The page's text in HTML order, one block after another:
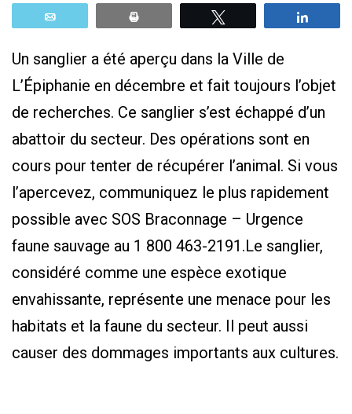
Un sanglier a été aperçu dans la Ville de
L’Épiphanie en décembre et fait toujours l’objet
de recherches. Ce sanglier s’est échappé d’un
abattoir du secteur. Des opérations sont en
cours pour tenter de récupérer l’animal. Si vous
l’apercevez, communiquez le plus rapidement
possible avec SOS Braconnage – Urgence
faune sauvage au 1 800 463-2191.Le sanglier,
considéré comme une espèce exotique
envahissante, représente une menace pour les
habitats et la faune du secteur. Il peut aussi
causer des dommages importants aux cultures.